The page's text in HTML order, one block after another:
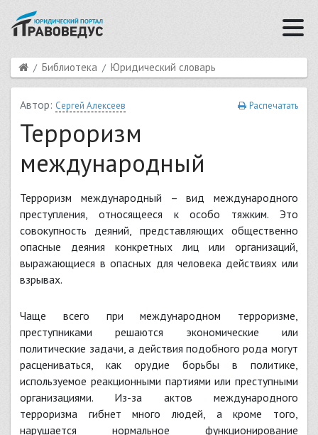
Библиотека Юридический словарь
Автор: Сергей Алексеев Распечатать
Терроризм
международный
Терроризм международный – вид международного
преступления, относящееся к особо тяжким. Это
совокупность деяний, представляющих общественно
опасные деяния конкретных лиц или организаций,
выражающиеся в опасных для человека действиях или
взрывах.
Чаще всего при международном терроризме,
преступниками решаются экономические или
политические задачи, а действия подобного рода могут
расцениваться, как орудие борьбы в политике,
используемое реакционными партиями или преступными
организациями. Из-за актов международного
терроризма гибнет много людей, а кроме того,
нарушается нормальное функционирование